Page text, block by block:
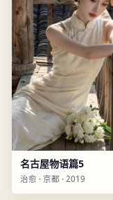
名古屋物语篇5
治愈 · 京都 · 2019